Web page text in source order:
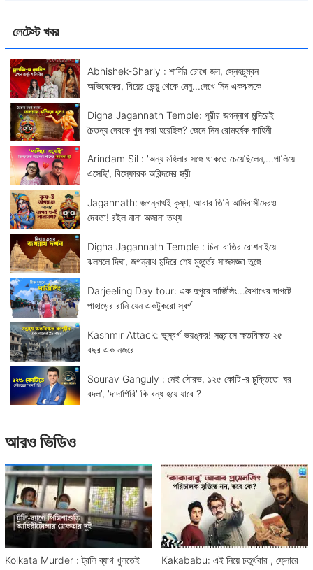
লেটেস্ট খবর
Abhishek-Sharly : শার্লির চোখে জল, স্নেহচুম্বন
অভিষেকের, বিয়ের ভেন্য়ু থেকে মেনু...দেখে নিন একঝলকে
Digha Jagannath Temple: পুরীর জগন্নাথ মন্দিরেই
চৈতন্য দেবকে খুন করা হয়েছিল? জেনে নিন রোমহর্ষক কাহিনী
Arindam Sil : 'অন্য মহিলার সঙ্গে থাকতে চেয়েছিলেন,...পালিয়ে
এসেছি', বিস্ফোরক অরিন্দমের স্ত্রী
Jagannath: জগন্নাথই কৃষ্ণ, আবার তিনি আদিবাসীদেরও
দেবতা! রইল নানা অজানা তথ্য
Digha Jagannath Temple : চিনা বাতির রোশনাইয়ে
ঝলমলে দিঘা, জগন্নাথ মন্দিরে শেষ মুহূর্তের সাজসজ্জা তুঙ্গে
Darjeeling Day tour: এক দুপুরে দার্জিলিং...বৈশাখের দাপটে
পাহাড়ের রানি যেন একটুকরো স্বর্গ
Kashmir Attack: ভূস্বর্গ ভয়ঙ্কর! সন্ত্রাসে ক্ষতবিক্ষত ২৫
বছর এক নজরে
Sourav Ganguly : নেই সৌরভ, ১২৫ কোটি-র চুক্তিতে 'ঘর
বদল', 'দাদাগিরি' কি বন্ধ হয়ে যাবে ?
আরও ভিডিও
Kolkata Murder : ট্রলি ব্যাগ খুলতেই
Kakababu: এই নিয়ে চতুর্থবার , ফ্লোরে